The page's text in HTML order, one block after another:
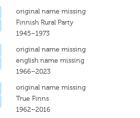
original name missing
Finnish Rural Party
1945–1973
original name missing
english name missing
1966–2023
original name missing
True Finns
1962–2016